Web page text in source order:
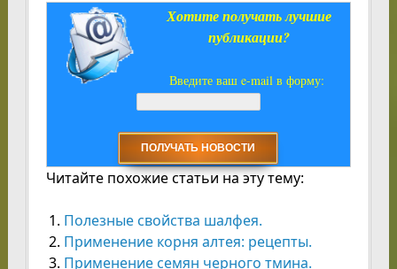
Хотите получать лучшие
публикации?
Введите ваш e-mail в форму:
Читайте похожие статьи на эту тему:
Полезные свойства шалфея.
Применение корня алтея: рецепты.
Применение семян черного тмина.